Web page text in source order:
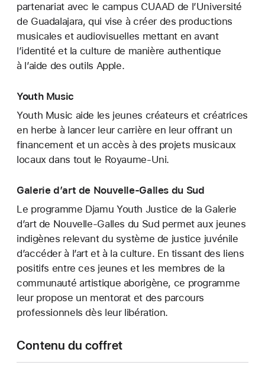
partenariat avec le campus CUAAD de l’Université
de Guadalajara, qui vise à créer des productions
musicales et audiovisuelles mettant en avant
l’identité et la culture de manière authentique
à l’aide des outils Apple.
Youth Music
Youth Music aide les jeunes créateurs et créatrices
en herbe à lancer leur carrière en leur offrant un
financement et un accès à des projets musicaux
locaux dans tout le Royaume-Uni.
Galerie d’art de Nouvelle-Galles du Sud
Le programme Djamu Youth Justice de la Galerie
d’art de Nouvelle-Galles du Sud permet aux jeunes
indigènes relevant du système de justice juvénile
d’accéder à l’art et à la culture. En tissant des liens
positifs entre ces jeunes et les membres de la
communauté artistique aborigène, ce programme
leur propose un mentorat et des parcours
professionnels dès leur libération.
Contenu du coffret